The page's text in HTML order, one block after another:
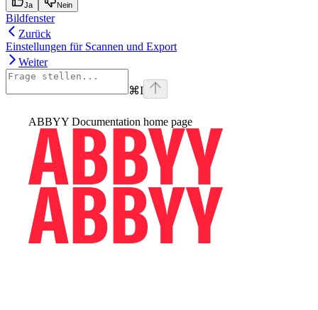
Ja Nein
Bildfenster
Zurück
Einstellungen für Scannen und Export
Weiter
⌘I
ABBYY Documentation home page